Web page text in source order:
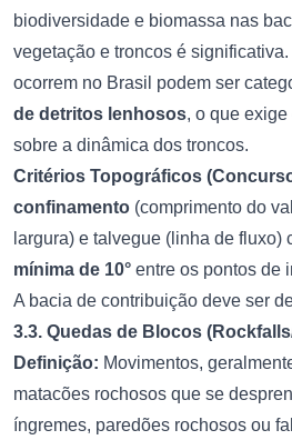
biodiversidade e biomassa nas
vegetação e troncos é
ocorrem no Brasil podem ser
de detritos lenhosos, o que
sobre a dinâmica dos troncos.
Critérios Topográficos
confinamento (comprimento do
largura) e talvegue (linha de fluxo)
mínima de 10° entre os pontos de
A bacia de contribuição deve ser
3.3. Quedas de Blocos
Definição: Movimentos,
matacões rochosos que se
íngremes, paredões rochosos ou